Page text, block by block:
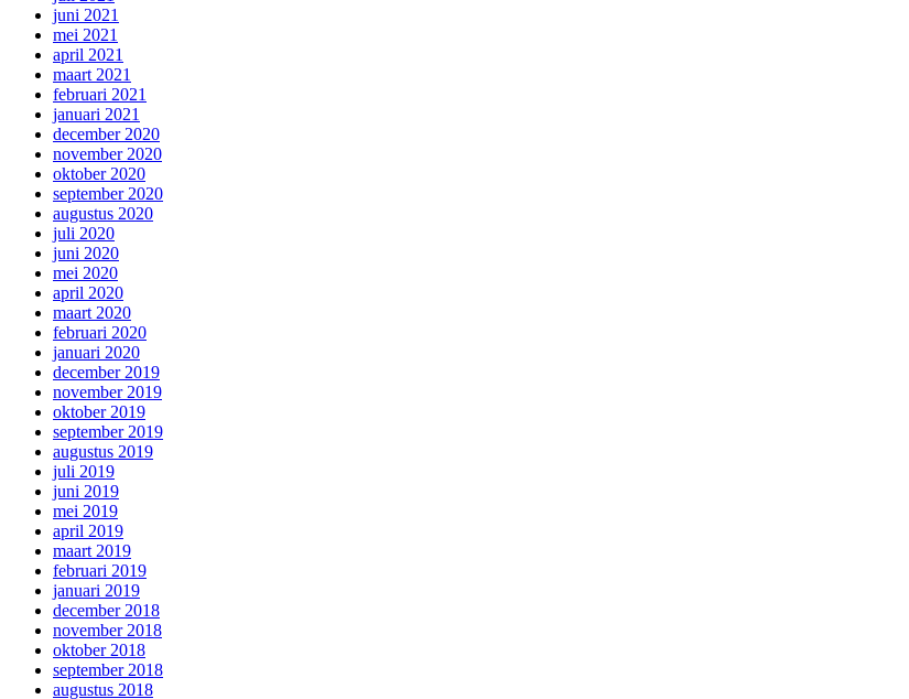
juni 2021
mei 2021
april 2021
maart 2021
februari 2021
januari 2021
december 2020
november 2020
oktober 2020
september 2020
augustus 2020
juli 2020
juni 2020
mei 2020
april 2020
maart 2020
februari 2020
januari 2020
december 2019
november 2019
oktober 2019
september 2019
augustus 2019
juli 2019
juni 2019
mei 2019
april 2019
maart 2019
februari 2019
januari 2019
december 2018
november 2018
oktober 2018
september 2018
augustus 2018